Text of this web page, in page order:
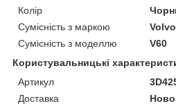
Колір
Сумісність з маркою
Volvo
Сумісність з моделлю
V60
Користувальницькі
Артикул
Доставка